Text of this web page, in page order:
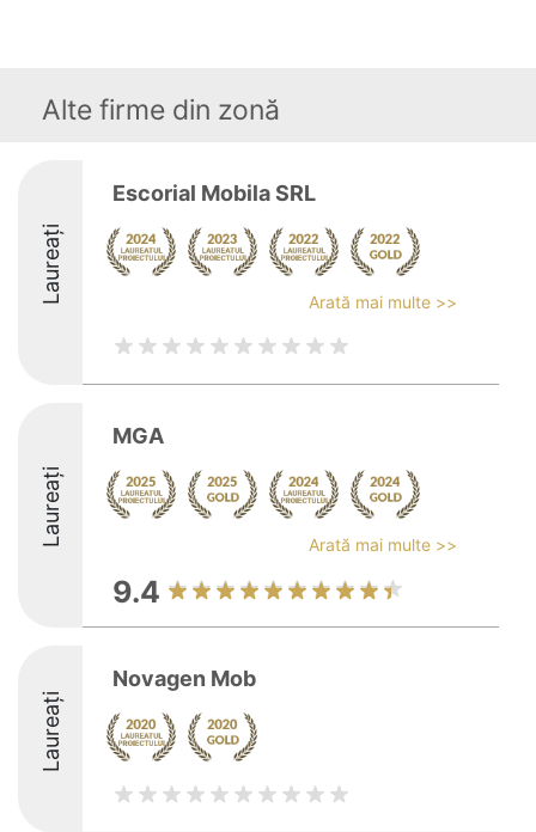
Alte firme din zonă
Laureați
Escorial Mobila SRL
Arată mai multe >>
Laureați
MGA
Arată mai multe >>
9.4
Laureați
Novagen Mob